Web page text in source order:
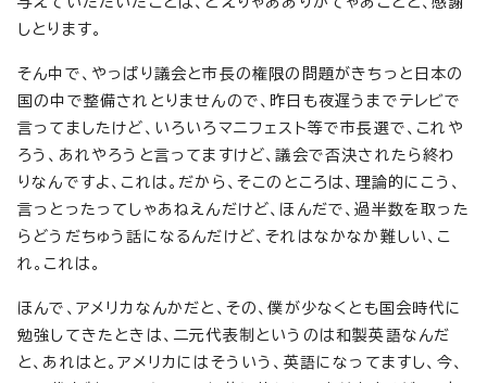
しとります。
そん中で、やっぱり議会と市長の権限の問題がきちっと日本の
国の中で整備されとりませんので、昨日も夜遅うまでテレビで
言ってましたけど、いろいろマニフェスト等で市長選で、これや
ろう、あれやろうと言ってますけど、議会で否決されたら終わ
りなんですよ、これは。だから、そこのところは、理論的にこう、
言っとったってしゃあねえんだけど、ほんだで、過半数を取った
らどうだちゅう話になるんだけど、それはなかなか難しい、こ
れ。これは。
ほんで、アメリカなんかだと、その、僕が少なくとも国会時代に
勉強してきたときは、二元代表制というのは和製英語なんだ
と、あれはと。アメリカにはそういう、英語になってますし、今、